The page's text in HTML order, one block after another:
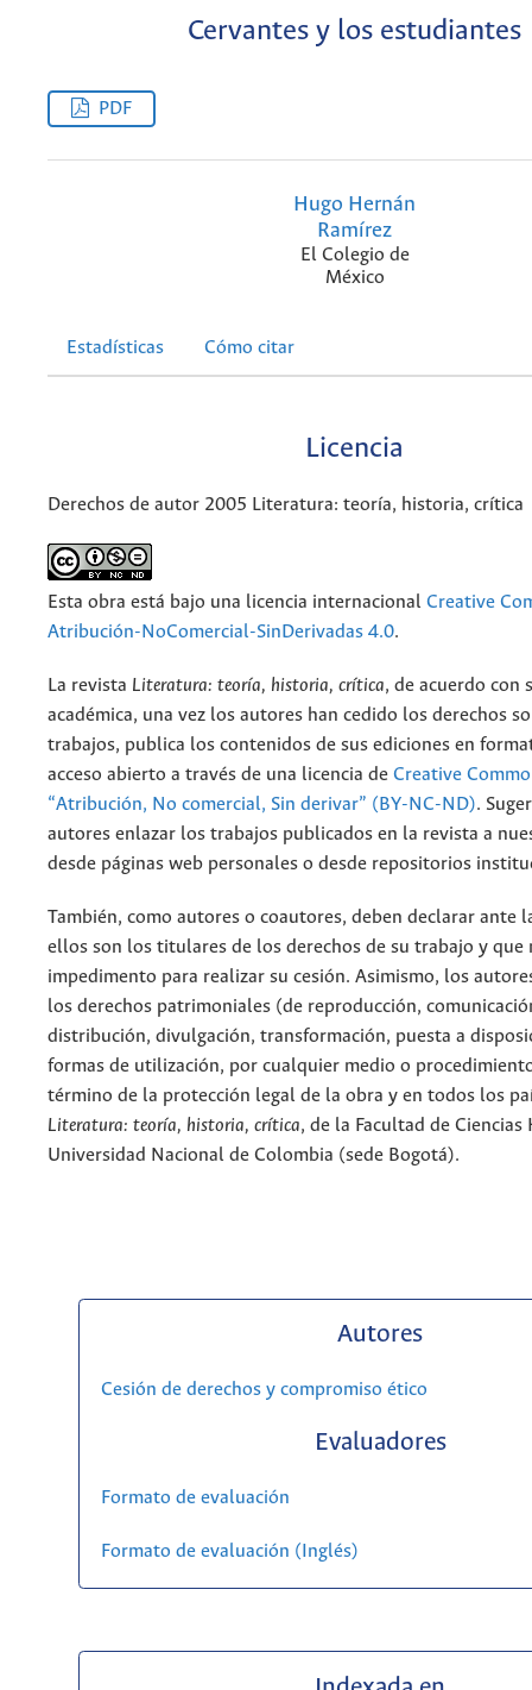
Cervantes y los estudiantes
PDF
Hugo Hernán
Ramírez
El Colegio de
México
Estadísticas Cómo citar
Licencia
Derechos de autor 2005 Literatura: teoría, historia, crítica
Esta obra está bajo una licencia internacional Creative
Atribución-NoComercial-SinDerivadas 4.0.
La revista Literatura: teoría, historia, crítica, de acuerdo con
académica, una vez los autores han cedido los derechos
trabajos, publica los contenidos de sus ediciones en
acceso abierto a través de una licencia de Creative
“Atribución, No comercial, Sin derivar” (BY-NC-ND).
autores enlazar los trabajos publicados en la revista a
desde páginas web personales o desde repositorios
También, como autores o coautores, deben declarar ante
ellos son los titulares de los derechos de su trabajo y que
impedimento para realizar su cesión. Asimismo, los
los derechos patrimoniales (de reproducción,
distribución, divulgación, transformación, puesta a
formas de utilización, por cualquier medio o
término de la protección legal de la obra y en todos los
Literatura: teoría, historia, crítica, de la Facultad de Ciencias
Universidad Nacional de Colombia (sede Bogotá).
Autores
Cesión de derechos y compromiso ético
Evaluadores
Formato de evaluación
Formato de evaluación (Inglés)